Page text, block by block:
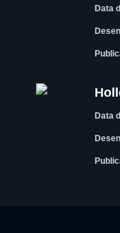
Data
Data